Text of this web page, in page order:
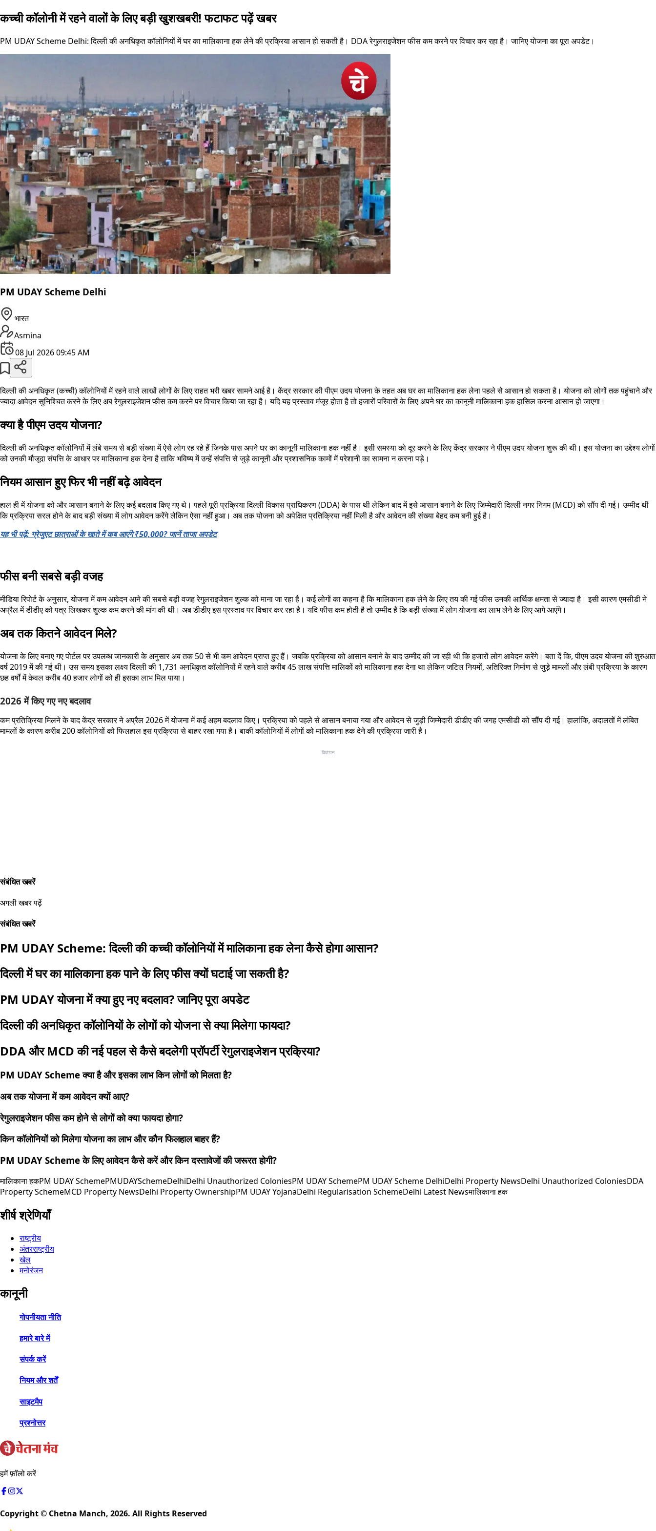
कच्ची कॉलोनी में रहने वालों के लिए बड़ी खुशखबरी! फटाफट पढ़ें खबर
PM UDAY Scheme Delhi: दिल्ली की अनधिकृत कॉलोनियों में घर का मालिकाना हक लेने की प्रक्रिया आसान हो सकती है। DDA रेगुलराइजेशन फीस कम करने पर विचार कर रहा है। जानिए योजना का पूरा अपडेट।
PM UDAY Scheme Delhi
भारत
Asmina
08 Jul 2026 09:45 AM
दिल्ली की अनधिकृत (कच्ची) कॉलोनियों में रहने वाले लाखों लोगों के लिए राहत भरी खबर सामने आई है। केंद्र सरकार की पीएम उदय योजना के तहत अब घर का मालिकाना हक लेना पहले से आसान हो सकता है। योजना को लोगों तक पहुंचाने और
ज्यादा आवेदन सुनिश्चित करने के लिए अब रेगुलराइजेशन फीस कम करने पर विचार किया जा रहा है। यदि यह प्रस्ताव मंजूर होता है तो हजारों परिवारों के लिए अपने घर का कानूनी मालिकाना हक हासिल करना आसान हो जाएगा।
क्या है पीएम उदय योजना?
दिल्ली की अनधिकृत कॉलोनियों में लंबे समय से बड़ी संख्या में ऐसे लोग रह रहे हैं जिनके पास अपने घर का कानूनी मालिकाना हक नहीं है। इसी समस्या को दूर करने के लिए केंद्र सरकार ने पीएम उदय योजना शुरू की थी। इस योजना का उद्देश्य लोगों
को उनकी मौजूदा संपत्ति के आधार पर मालिकाना हक देना है ताकि भविष्य में उन्हें संपत्ति से जुड़े कानूनी और प्रशासनिक कामों में परेशानी का सामना न करना पड़े।
नियम आसान हुए फिर भी नहीं बढ़े आवेदन
हाल ही में योजना को और आसान बनाने के लिए कई बदलाव किए गए थे। पहले पूरी प्रक्रिया दिल्ली विकास प्राधिकरण (DDA) के पास थी लेकिन बाद में इसे आसान बनाने के लिए जिम्मेदारी दिल्ली नगर निगम (MCD) को सौंप दी गई। उम्मीद थी
कि प्रक्रिया सरल होने के बाद बड़ी संख्या में लोग आवेदन करेंगे लेकिन ऐसा नहीं हुआ। अब तक योजना को अपेक्षित प्रतिक्रिया नहीं मिली है और आवेदन की संख्या बेहद कम बनी हुई है।
यह भी पढ़ें: ग्रेजुएट छात्राओं के खाते में कब आएंगे ₹50,000? जानें ताजा अपडेट
फीस बनी सबसे बड़ी वजह
मीडिया रिपोर्ट के अनुसार, योजना में कम आवेदन आने की सबसे बड़ी वजह रेगुलराइजेशन शुल्क को माना जा रहा है। कई लोगों का कहना है कि मालिकाना हक लेने के लिए तय की गई फीस उनकी आर्थिक क्षमता से ज्यादा है। इसी कारण एमसीडी ने
अप्रैल में डीडीए को पत्र लिखकर शुल्क कम करने की मांग की थी। अब डीडीए इस प्रस्ताव पर विचार कर रहा है। यदि फीस कम होती है तो उम्मीद है कि बड़ी संख्या में लोग योजना का लाभ लेने के लिए आगे आएंगे।
अब तक कितने आवेदन मिले?
योजना के लिए बनाए गए पोर्टल पर उपलब्ध जानकारी के अनुसार अब तक 50 से भी कम आवेदन प्राप्त हुए हैं। जबकि प्रक्रिया को आसान बनाने के बाद उम्मीद की जा रही थी कि हजारों लोग आवेदन करेंगे। बता दें कि, पीएम उदय योजना की शुरुआत
वर्ष 2019 में की गई थी। उस समय इसका लक्ष्य दिल्ली की 1,731 अनधिकृत कॉलोनियों में रहने वाले करीब 45 लाख संपत्ति मालिकों को मालिकाना हक देना था लेकिन जटिल नियमों, अतिरिक्त निर्माण से जुड़े मामलों और लंबी प्रक्रिया के कारण
छह वर्षों में केवल करीब 40 हजार लोगों को ही इसका लाभ मिल पाया।
2026 में किए गए नए बदलाव
कम प्रतिक्रिया मिलने के बाद केंद्र सरकार ने अप्रैल 2026 में योजना में कई अहम बदलाव किए। प्रक्रिया को पहले से आसान बनाया गया और आवेदन से जुड़ी जिम्मेदारी डीडीए की जगह एमसीडी को सौंप दी गई। हालांकि, अदालतों में लंबित
मामलों के कारण करीब 200 कॉलोनियों को फिलहाल इस प्रक्रिया से बाहर रखा गया है। बाकी कॉलोनियों में लोगों को मालिकाना हक देने की प्रक्रिया जारी है।
विज्ञापन
संबंधित खबरें
अगली खबर पढ़ें
संबंधित खबरें
PM UDAY Scheme: दिल्ली की कच्ची कॉलोनियों में मालिकाना हक लेना कैसे होगा आसान?
दिल्ली में घर का मालिकाना हक पाने के लिए फीस क्यों घटाई जा सकती है?
PM UDAY योजना में क्या हुए नए बदलाव? जानिए पूरा अपडेट
दिल्ली की अनधिकृत कॉलोनियों के लोगों को योजना से क्या मिलेगा फायदा?
DDA और MCD की नई पहल से कैसे बदलेगी प्रॉपर्टी रेगुलराइजेशन प्रक्रिया?
PM UDAY Scheme क्या है और इसका लाभ किन लोगों को मिलता है?
अब तक योजना में कम आवेदन क्यों आए?
रेगुलराइजेशन फीस कम होने से लोगों को क्या फायदा होगा?
किन कॉलोनियों को मिलेगा योजना का लाभ और कौन फिलहाल बाहर हैं?
PM UDAY Scheme के लिए आवेदन कैसे करें और किन दस्तावेजों की जरूरत होगी?
मालिकाना हकPM UDAY SchemePMUDAYSchemeDelhiDelhi Unauthorized ColoniesPM UDAY SchemePM UDAY Scheme DelhiDelhi Property NewsDelhi Unauthorized ColoniesDDA
Property SchemeMCD Property NewsDelhi Property OwnershipPM UDAY YojanaDelhi Regularisation SchemeDelhi Latest Newsमालिकाना हक
शीर्ष श्रेणियाँ
राष्ट्रीय
अंतरराष्ट्रीय
खेल
मनोरंजन
कानूनी
गोपनीयता नीति
हमारे बारे में
संपर्क करें
नियम और शर्तें
साइटमैप
प्रश्नोत्तर
हमें फ़ॉलो करें
Copyright © Chetna Manch, 2026. All Rights Reserved